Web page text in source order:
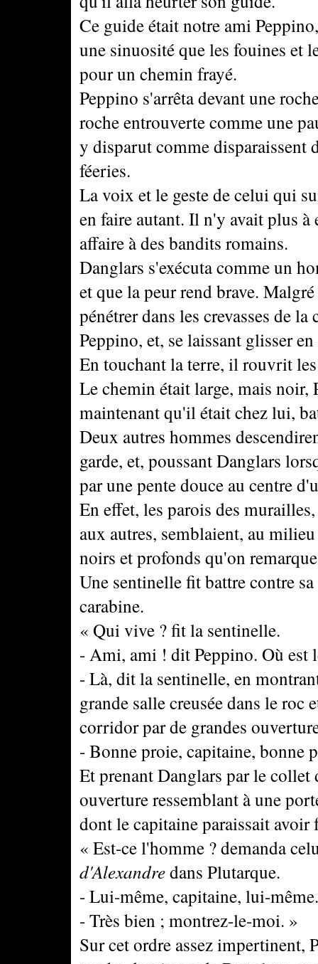
Ce guide était notre ami
une sinuosité que les fouines et
pour un chemin frayé.
Peppino s'arrêta devant une
roche entrouverte comme une
y disparut comme disparaissent
féeries.
La voix et le geste de celui qui
en faire autant. Il n'y avait plus
affaire à des bandits romains.
Danglars s'exécuta comme un
et que la peur rend brave.
pénétrer dans les crevasses de
Peppino, et, se laissant glisser
En touchant la terre, il rouvrit
Le chemin était large, mais noir,
maintenant qu'il était chez lui,
Deux autres hommes
garde, et, poussant Danglars
par une pente douce au centre
En effet, les parois des
aux autres, semblaient, au
noirs et profonds qu'on
Une sentinelle fit battre contre
carabine.
« Qui vive ? fit la sentinelle.
- Ami, ami ! dit Peppino. Où est
- Là, dit la sentinelle, en
grande salle creusée dans le
corridor par de grandes
- Bonne proie, capitaine, bonne
Et prenant Danglars par le
ouverture ressemblant à une
dont le capitaine paraissait avoir
« Est-ce l'homme ? demanda
d'Alexandredans Plutarque.
- Lui-même, capitaine, lui-même.
- Très bien ; montrez-le-moi. »
Sur cet ordre assez impertinent,